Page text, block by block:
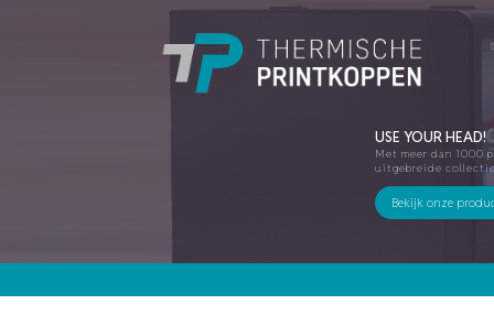
USE YOUR HEAD!
Met meer dan 1000
uitgebreide
Bekijk onze